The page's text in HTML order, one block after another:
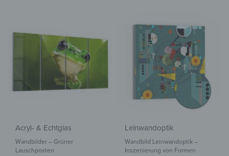
Acryl- & Echtglas
Wandbilder – Grüner
Lauschposten
Leinwandoptik
Wandbild Leinwandoptik –
Inszenierung von Formen